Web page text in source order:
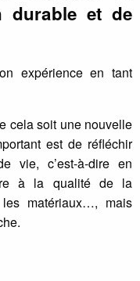
durable et de
expérience en tant
cela soit une nouvelle
est de réfléchir
vie, c’est-à-dire en
à la qualité de la
les matériaux…, mais